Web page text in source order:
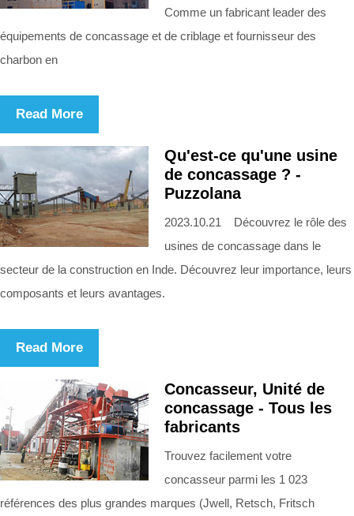
Comme un fabricant leader des
équipements de concassage et de criblage et fournisseur des
charbon en
Read More
Qu'est-ce qu'une usine
de concassage ? -
Puzzolana
2023.10.21 Découvrez le rôle des
usines de concassage dans le
secteur de la construction en Inde. Découvrez leur importance, leurs
composants et leurs avantages.
Read More
Concasseur, Unité de
concassage - Tous les
fabricants
Trouvez facilement votre
concasseur parmi les 1 023
références des plus grandes marques (Jwell, Retsch, Fritsch